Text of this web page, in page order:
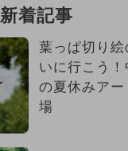
着記事
葉っぱ切り
いに行こう
の夏休みア
場